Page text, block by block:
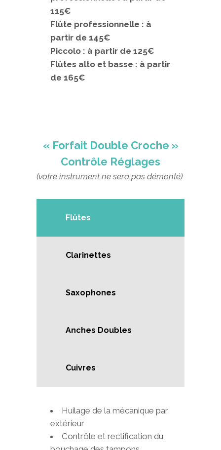
115€
Flûte professionnelle : à
partir de 145€
Piccolo : à partir de 125€
Flûtes alto et basse : à partir
de 165€
« Forfait Double Croche »
Contrôle Réglages
(votre instrument ne sera pas démonté)
Flûtes
Clarinettes
Saxophones
Anches Doubles
Cuivres
Huilage de la mécanique par
extérieur
Contrôle et rectification du